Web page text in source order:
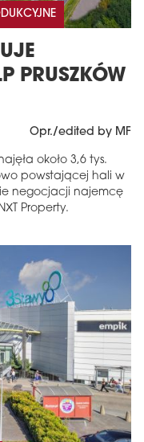
PRUSZKÓW
Opr./edited by MF
około 3,6 tys.
powstającej hali w
negocjacji najemcę
Property.